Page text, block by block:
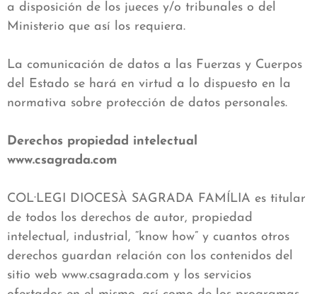
a disposición de los jueces y/o tribunales o del
Ministerio que así los requiera.
La comunicación de datos a las Fuerzas y Cuerpos
del Estado se hará en virtud a lo dispuesto en la
normativa sobre protección de datos personales.
Derechos propiedad intelectual
www.csagrada.com
COL·LEGI DIOCESÀ SAGRADA FAMÍLIA es titular
de todos los derechos de autor, propiedad
intelectual, industrial, “know how” y cuantos otros
derechos guardan relación con los contenidos del
sitio web www.csagrada.com y los servicios